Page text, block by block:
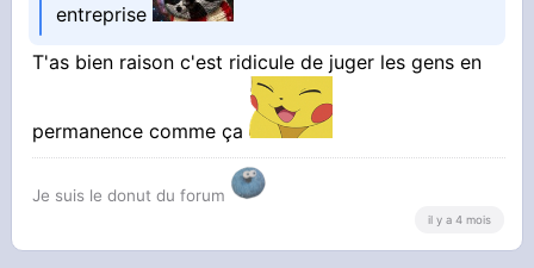
STREAMABLE
Quand t’es le seul papa solide à la
sortie d’école !
entreprise
T'as bien raison c'est ridicule de juger les gens en
permanence comme ça
Je suis le donut du forum
il y a 4 mois